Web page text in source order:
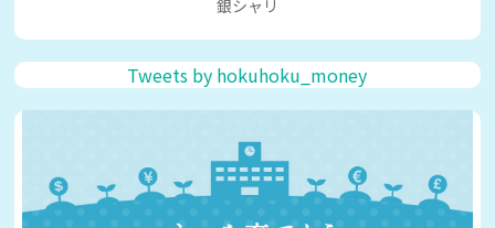
銀シャリ
Tweets by hokuhoku_money